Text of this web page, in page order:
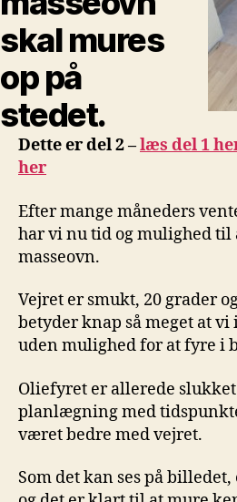
skal mures
op på
stedet.
Dette er del 2 –læs del 1
her
Efter mange måneders
har vi nu tid og mulighed til
masseovn.
Vejret er smukt, 20 grader
betyder knap så meget at vi
uden mulighed for at fyre i
Oliefyret er allerede slukket
planlægning med
været bedre med vejret.
Som det kan ses på